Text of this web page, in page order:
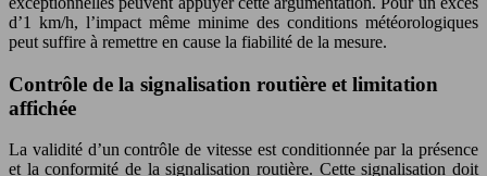
d’1 km/h, l’impact même minime des conditions météorologiques
peut suffire à remettre en cause la fiabilité de la mesure.
Contrôle de la signalisation routière et limitation
affichée
La validité d’un contrôle de vitesse est conditionnée par la présence
et la conformité de la signalisation routière. Cette signalisation doit